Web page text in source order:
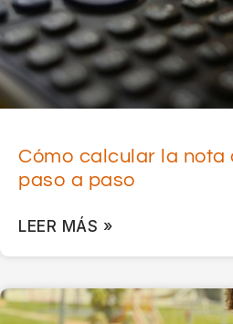
Cómo calcular la nota
paso a paso
LEER MÁS »